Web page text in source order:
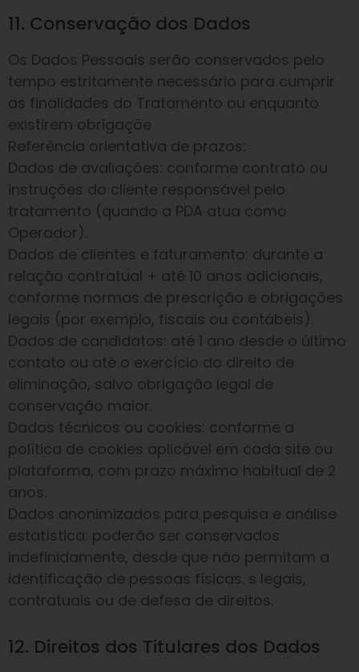
11. Conservação dos Dados
Os Dados Pessoais serão conservados pelo
tempo estritamente necessário para cumprir
as finalidades do Tratamento ou enquanto
existirem obrigaçõe
Referência orientativa de prazos:
Dados de avaliações: conforme contrato ou
instruções do cliente responsável pelo
tratamento (quando a PDA atua como
Operador).
Dados de clientes e faturamento: durante a
relação contratual + até 10 anos adicionais,
conforme normas de prescrição e obrigações
legais (por exemplo, fiscais ou contábeis).
Dados de candidatos: até 1 ano desde o último
contato ou até o exercício do direito de
eliminação, salvo obrigação legal de
conservação maior.
Dados técnicos ou cookies: conforme a
política de cookies aplicável em cada site ou
plataforma, com prazo máximo habitual de 2
anos.
Dados anonimizados para pesquisa e análise
estatística: poderão ser conservados
indefinidamente, desde que não permitam a
identificação de pessoas físicas. s legais,
contratuais ou de defesa de direitos.
12. Direitos dos Titulares dos Dados